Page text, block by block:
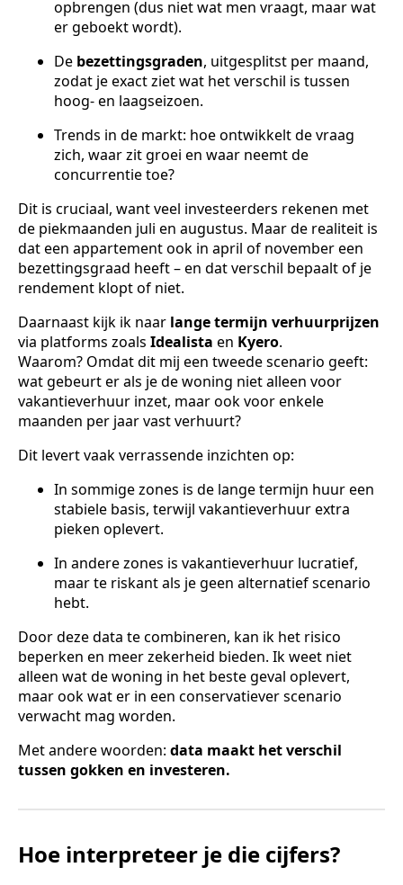
opbrengen (dus niet wat men vraagt, maar wat
er geboekt wordt).
De bezettingsgraden, uitgesplitst per maand,
zodat je exact ziet wat het verschil is tussen
hoog- en laagseizoen.
Trends in de markt: hoe ontwikkelt de vraag
zich, waar zit groei en waar neemt de
concurrentie toe?
Dit is cruciaal, want veel investeerders rekenen met
de piekmaanden juli en augustus. Maar de realiteit is
dat een appartement ook in april of november een
bezettingsgraad heeft – en dat verschil bepaalt of je
rendement klopt of niet.
Daarnaast kijk ik naar lange termijn verhuurprijzen
via platforms zoals Idealista en Kyero.
Waarom? Omdat dit mij een tweede scenario geeft:
wat gebeurt er als je de woning niet alleen voor
vakantieverhuur inzet, maar ook voor enkele
maanden per jaar vast verhuurt?
Dit levert vaak verrassende inzichten op:
In sommige zones is de lange termijn huur een
stabiele basis, terwijl vakantieverhuur extra
pieken oplevert.
In andere zones is vakantieverhuur lucratief,
maar te riskant als je geen alternatief scenario
hebt.
Door deze data te combineren, kan ik het risico
beperken en meer zekerheid bieden. Ik weet niet
alleen wat de woning in het beste geval oplevert,
maar ook wat er in een conservatiever scenario
verwacht mag worden.
Met andere woorden: data maakt het verschil
tussen gokken en investeren.
Hoe interpreteer je die cijfers?